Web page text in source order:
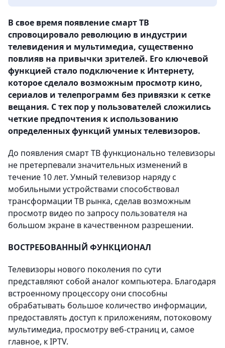
В свое время появление смарт ТВ
спровоцировало революцию в индустрии
телевидения и мультимедиа, существенно
повлияв на привычки зрителей. Его ключевой
функцией стало подключение к Интернету,
которое сделало возможным просмотр кино,
сериалов и телепрограмм без привязки к сетке
вещания. С тех пор у пользователей сложились
четкие предпочтения к использованию
определенных функций умных телевизоров.
До появления смарт ТВ функционально телевизоры
не претерпевали значительных изменений в
течение 10 лет. Умный телевизор наряду с
мобильными устройствами способствовал
трансформации ТВ рынка, сделав возможным
просмотр видео по запросу пользователя на
большом экране в качественном разрешении.
ВОСТРЕБОВАННЫЙ ФУНКЦИОНАЛ
Телевизоры нового поколения по сути
представляют собой аналог компьютера. Благодаря
встроенному процессору они способны
обрабатывать большое количество информации,
предоставлять доступ к приложениям, потоковому
мультимедиа, просмотру веб-страниц и, самое
главное, к IPTV.